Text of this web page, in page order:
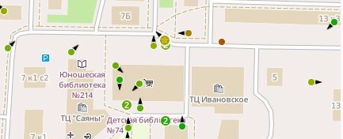
2
2
2